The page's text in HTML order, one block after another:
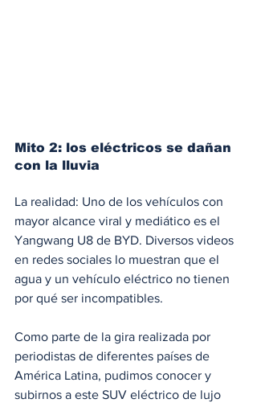
Mito 2: los eléctricos se dañan
con la lluvia
La realidad: Uno de los vehículos con
mayor alcance viral y mediático es el
Yangwang U8 de BYD. Diversos videos
en redes sociales lo muestran que el
agua y un vehículo eléctrico no tienen
por qué ser incompatibles.
Como parte de la gira realizada por
periodistas de diferentes países de
América Latina, pudimos conocer y
subirnos a este SUV eléctrico de lujo